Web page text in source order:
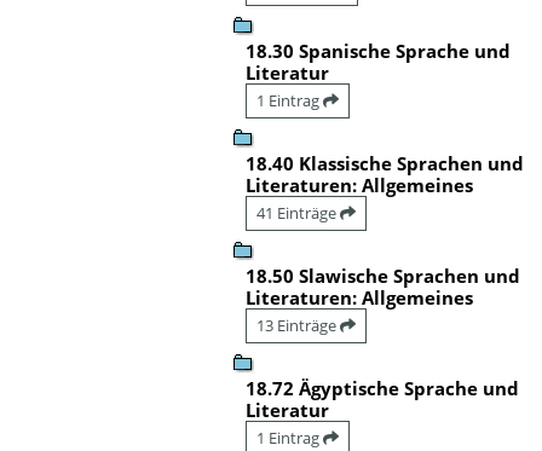
18.30 Spanische Sprache und
Literatur
1 Eintrag
18.40 Klassische Sprachen und
Literaturen: Allgemeines
41 Einträge
18.50 Slawische Sprachen und
Literaturen: Allgemeines
13 Einträge
18.72 Ägyptische Sprache und
Literatur
1 Eintrag